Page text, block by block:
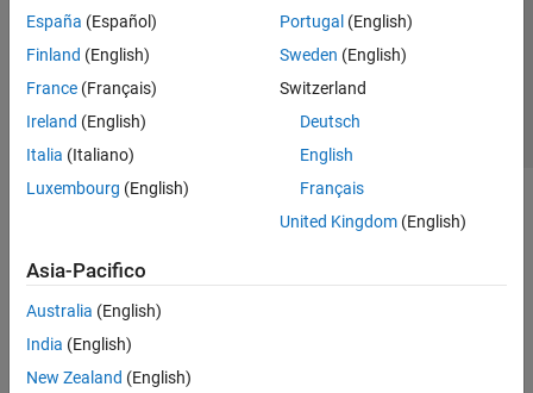
España (Español)
Finland (English)
France (Français)
Ireland (English)
Italia (Italiano)
Luxembourg (English)
Portugal (English)
Sweden (English)
Switzerland
Deutsch
English
Français
United Kingdom(English)
Asia-Pacifico
Australia (English)
India (English)
New Zealand (English)
© 1994-2026 The MathWorks, Inc.